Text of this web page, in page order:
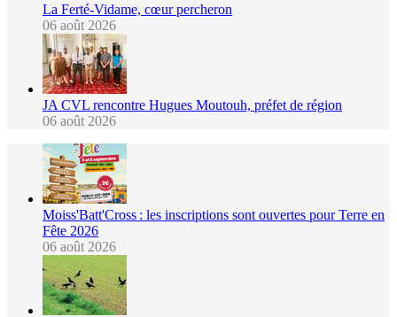
La Ferté-Vidame, cœur percheron
06 août 2026
JA CVL rencontre Hugues Moutouh, préfet de région
06 août 2026
Moiss'Batt'Cross : les inscriptions sont ouvertes pour Terre en
Fête 2026
06 août 2026